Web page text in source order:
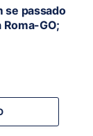
se passado
GO;